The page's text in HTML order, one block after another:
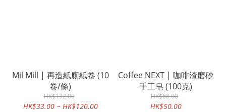
Mil Mill | 再造紙廁紙卷 (10
卷/條)
HK$132.00
HK$33.00 ~ HK$120.00
Coffee NEXT | 咖啡渣磨砂
手工皂 (100克)
HK$68.00
HK$50.00